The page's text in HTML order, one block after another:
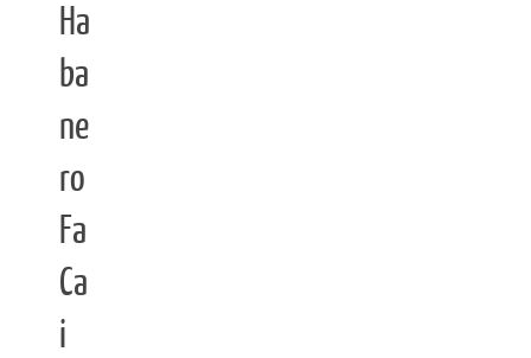
Ha
ba
ne
ro
Fa
Ca
i